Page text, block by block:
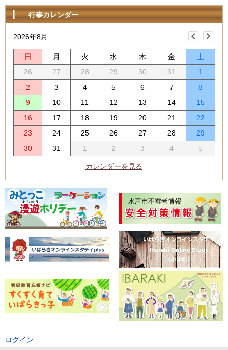
行事カレンダー
2026年8月
日 月 火 水 木 金
土
26
27 28 29 30 31
1
2
3 4 5 6 7
8
9
10 11 12 13 14
15
16
17 18 19 20 21
22
23
24 25 26 27 28
29
30
31 1 2 3 4 5
カレンダーを見る
ログイン